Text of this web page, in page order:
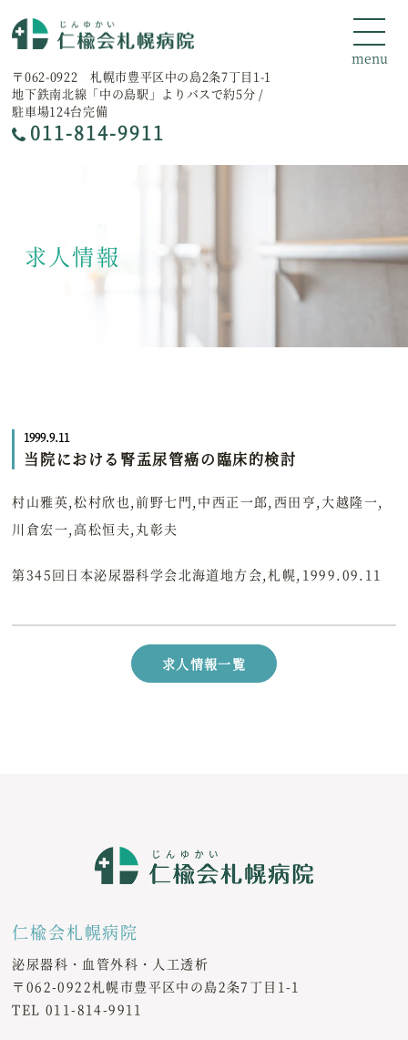
〒062-0922 札幌市豊平区中の島2条7丁目1-1
地下鉄南北線「中の島駅」よりバスで約5分 /
駐車場124台完備
011-814-9911
求人情報
1999.9.11
当院における腎盂尿管癌の臨床的検討
村山雅英,松村欣也,前野七門,中西正一郎,西田亨,大越隆一,
川倉宏一,高松恒夫,丸彰夫
第345回日本泌尿器科学会北海道地方会,札幌,1999.09.11
求人情報一覧
仁楡会札幌病院
泌尿器科・血管外科・人工透析
〒062-0922札幌市豊平区中の島2条7丁目1-1
TEL011-814-9911